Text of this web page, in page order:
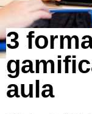
3
aula